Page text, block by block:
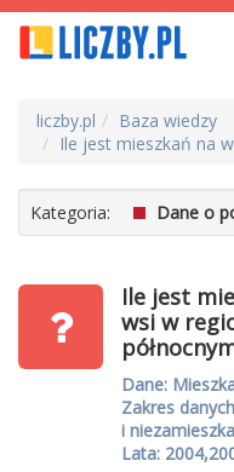
liczby.pl
Baza wiedzy
Ile jest mieszkań na
Kategoria: Dane o
Ile jest
wsi w
Dane:
Zakres
i
Lata: